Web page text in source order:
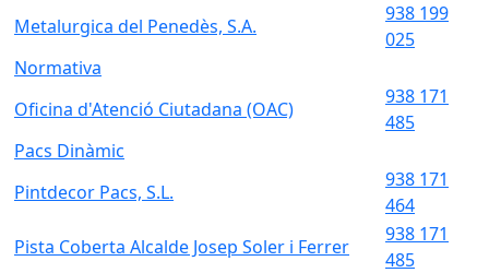
Metalurgica del Penedès, S.A.
938 199
025
Normativa
Oficina d'Atenció Ciutadana (OAC)
938 171
485
Pacs Dinàmic
Pintdecor Pacs, S.L.
938 171
464
Pista Coberta Alcalde Josep Soler i Ferrer
938 171
485